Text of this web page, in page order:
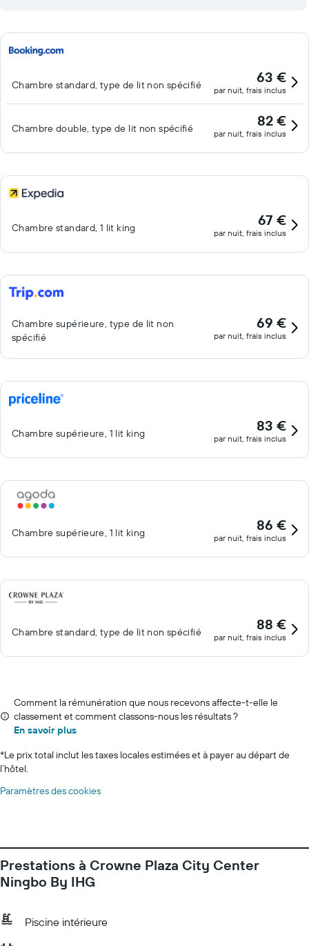
Chambre standard, type de lit non spécifié 63 €
par nuit, frais inclus
Chambre double, type de lit non spécifié 82 €
par nuit, frais inclus
Chambre standard, 1 lit king 67 €
par nuit, frais inclus
Chambre supérieure, type de lit non
spécifié
69 €
par nuit, frais inclus
Chambre supérieure, 1 lit king 83 €
par nuit, frais inclus
Chambre supérieure, 1 lit king 86 €
par nuit, frais inclus
Chambre standard, type de lit non spécifié 88 €
par nuit, frais inclus
Comment la rémunération que nous recevons affecte-t-elle le
classement et comment classons-nous les résultats ?
En savoir plus
*Le prix total inclut les taxes locales estimées et à payer au départ de
l’hôtel.
Paramètres des cookies
Prestations à Crowne Plaza City Center
Ningbo By IHG
Piscine intérieure